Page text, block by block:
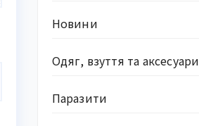
Новини
Одяг, взуття та аксесуари
Паразити